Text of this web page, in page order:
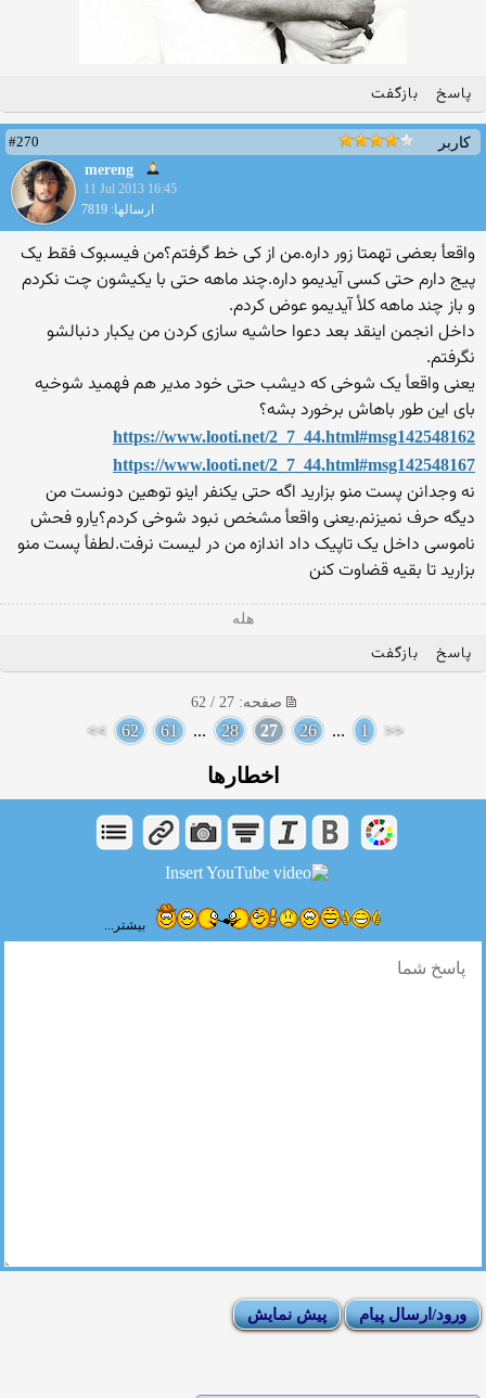
پاسخ بازگفت
کاربر
#270
mereng
11 Jul 2013 16:45
ارسالها: 7819
واقعأ بعضی تهمتا زور داره.من از کی خط گرفتم؟من فیسبوک فقط یک
پیج دارم حتی کسی آیدیمو داره.چند ماهه حتی با یکیشون چت نکردم
و باز چند ماهه کلأ آیدیمو عوض کردم.
داخل انجمن اینقد بعد دعوا حاشیه سازی کردن من یکبار دنبالشو
نگرفتم.
یعنی واقعأ یک شوخی که دیشب حتی خود مدیر هم فهمید شوخیه
بای این طور باهاش برخورد بشه؟
https://www.looti.net/2_7_44.html#msg142548162
https://www.looti.net/2_7_44.html#msg142548167
نه وجدانن پست منو بزارید اگه حتی یکنفر اینو توهین دونست من
دیگه حرف نمیزنم.یعنی واقعأ مشخص نبود شوخی کردم؟یارو فحش
ناموسی داخل یک تاپیک داد اندازه من در لیست نرفت.لطفأ پست منو
بزارید تا بقیه قضاوت کنن
هله
پاسخ بازگفت
صفحه: 27 / 62
<<
1
...
26
27
28
...
61
62
>>
اخطارها
بیشتر...